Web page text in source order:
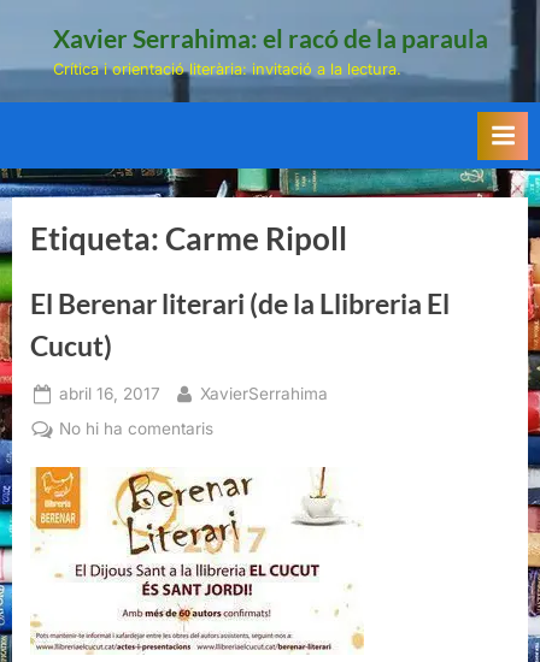
Xavier Serrahima: el racó de la paraula
Crítica i orientació literària: invitació a la lectura.
Etiqueta:Carme Ripoll
El Berenar literari (de la Llibreria El
Cucut)
Posted
on
abril 16, 2017 By
XavierSerrahima
No hi ha comentarisa
Berenar
literari
(de
la
Llibreria
El
Cucut)